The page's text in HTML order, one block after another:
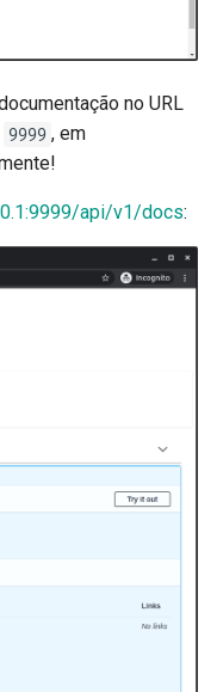
no URL
9999 , em
🎉
api/v1/docs: